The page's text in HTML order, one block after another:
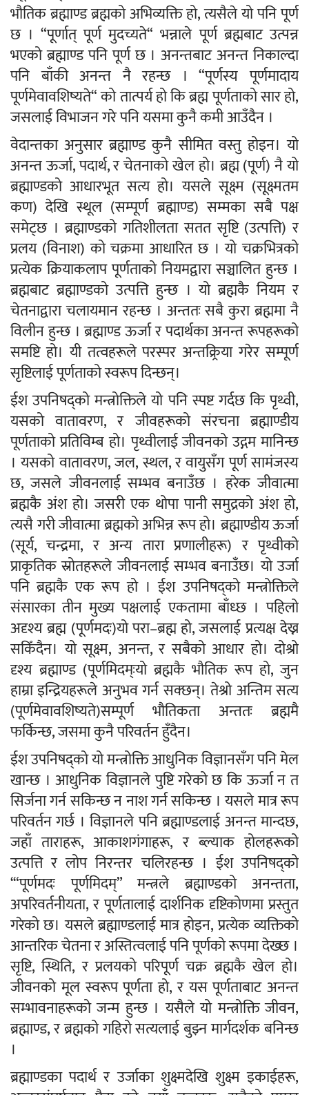
भौतिक ब्रह्माण्ड ब्रह्मको अभिव्यक्ति हो, त्यसैले यो पनि पूर्ण
छ । “पूर्णात् पूर्ण मुदच्यते“ भन्नाले पूर्ण ब्रह्मबाट उत्पन्न
भएको ब्रह्माण्ड पनि पूर्ण छ । अनन्तबाट अनन्त निकाल्दा
पनि बाँकी अनन्त नै रहन्छ । “पूर्णस्य पूर्णमादाय
पूर्णमेवावशिष्यते“ को तात्पर्य हो कि ब्रह्म पूर्णताको सार हो,
जसलाई विभाजन गरे पनि यसमा कुनै कमी आउँदैन ।
वेदान्तका अनुसार ब्रह्माण्ड कुनै सीमित वस्तु होइन। यो
अनन्त ऊर्जा, पदार्थ, र चेतनाको खेल हो। ब्रह्म (पूर्ण) नै यो
ब्रह्माण्डको आधारभूत सत्य हो। यसले सूक्ष्म (सूक्ष्मतम
कण) देखि स्थूल (सम्पूर्ण ब्रह्माण्ड) सम्मका सबै पक्ष
समेट्छ । ब्रह्माण्डको गतिशीलता सतत सृष्टि (उत्पत्ति) र
प्रलय (विनाश) को चक्रमा आधारित छ । यो चक्रभित्रको
प्रत्येक क्रियाकलाप पूर्णताको नियमद्वारा सञ्चालित हुन्छ ।
ब्रह्मबाट ब्रह्माण्डको उत्पत्ति हुन्छ । यो ब्रह्मकै नियम र
चेतनाद्वारा चलायमान रहन्छ । अन्ततः सबै कुरा ब्रह्ममा नै
विलीन हुन्छ । ब्रह्माण्ड ऊर्जा र पदार्थका अनन्त रूपहरूको
समष्टि हो। यी तत्वहरूले परस्पर अन्तक्र्रिया गरेर सम्पूर्ण
सृष्टिलाई पूर्णताको स्वरूप दिन्छन्।
ईश उपनिषद्को मन्त्रोक्तिले यो पनि स्पष्ट गर्दछ कि पृथ्वी,
यसको वातावरण, र जीवहरूको संरचना ब्रह्माण्डीय
पूर्णताको प्रतिविम्ब हो। पृथ्वीलाई जीवनको उद्गम मानिन्छ
। यसको वातावरण, जल, स्थल, र वायुसँग पूर्ण सामंजस्य
छ, जसले जीवनलाई सम्भव बनाउँछ । हरेक जीवात्मा
ब्रह्मकै अंश हो। जसरी एक थोपा पानी समुद्रको अंश हो,
त्यसै गरी जीवात्मा ब्रह्मको अभिन्न रूप हो। ब्रह्माण्डीय ऊर्जा
(सूर्य, चन्द्रमा, र अन्य तारा प्रणालीहरू) र पृथ्वीको
प्राकृतिक स्रोतहरूले जीवनलाई सम्भव बनाउँछ। यो उर्जा
पनि ब्रह्मकै एक रूप हो । ईश उपनिषद्को मन्त्रोक्तिले
संसारका तीन मुख्य पक्षलाई एकतामा बाँध्छ । पहिलो
अदृश्य ब्रह्म (पूर्णमदः)यो परा–ब्रह्म हो, जसलाई प्रत्यक्ष देख्न
सकिँदैन। यो सूक्ष्म, अनन्त, र सबैको आधार हो। दोश्रो
दृश्य ब्रह्माण्ड (पूर्णमिदम्ःयो ब्रह्मकै भौतिक रूप हो, जुन
हाम्रा इन्द्रियहरूले अनुभव गर्न सक्छन्। तेश्रो अन्तिम सत्य
(पूर्णमेवावशिष्यते)सम्पूर्ण भौतिकता अन्ततः ब्रह्ममै
फर्किन्छ, जसमा कुनै परिवर्तन हुँदैन।
ईश उपनिषद्को यो मन्त्रोक्ति आधुनिक विज्ञानसँग पनि मेल
खान्छ । आधुनिक विज्ञानले पुष्टि गरेको छ कि ऊर्जा न त
सिर्जना गर्न सकिन्छ न नाश गर्न सकिन्छ । यसले मात्र रूप
परिवर्तन गर्छ । विज्ञानले पनि ब्रह्माण्डलाई अनन्त मान्दछ,
जहाँ ताराहरू, आकाशगंगाहरू, र ब्ल्याक होलहरूको
उत्पत्ति र लोप निरन्तर चलिरहन्छ । ईश उपनिषद्को
‘“पूर्णमदः पूर्णमिदम्” मन्त्रले ब्रह्माण्डको अनन्तता,
अपरिवर्तनीयता, र पूर्णतालाई दार्शनिक दृष्टिकोणमा प्रस्तुत
गरेको छ। यसले ब्रह्माण्डलाई मात्र होइन, प्रत्येक व्यक्तिको
आन्तरिक चेतना र अस्तित्वलाई पनि पूर्णको रूपमा देख्छ ।
सृष्टि, स्थिति, र प्रलयको परिपूर्ण चक्र ब्रह्मकै खेल हो।
जीवनको मूल स्वरूप पूर्णता हो, र यस पूर्णताबाट अनन्त
सम्भावनाहरूको जन्म हुन्छ । यसैले यो मन्त्रोक्ति जीवन,
ब्रह्माण्ड, र ब्रह्मको गहिरो सत्यलाई बुझ्न मार्गदर्शक बनिन्छ
।
ब्रह्माण्डका पदार्थ र उर्जाका शुक्ष्मदेखि शुक्ष्म इकाईहरू,